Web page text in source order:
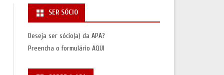
PÚBLICAS
ANTROPOLOGIA
UNIDADES DE INVESTIGAÇÃO
ASSOCIAÇÕES INTERNACIONAIS
SER SÓCIO
Deseja ser sócio(a) da APA?
Preencha o formulário AQUI